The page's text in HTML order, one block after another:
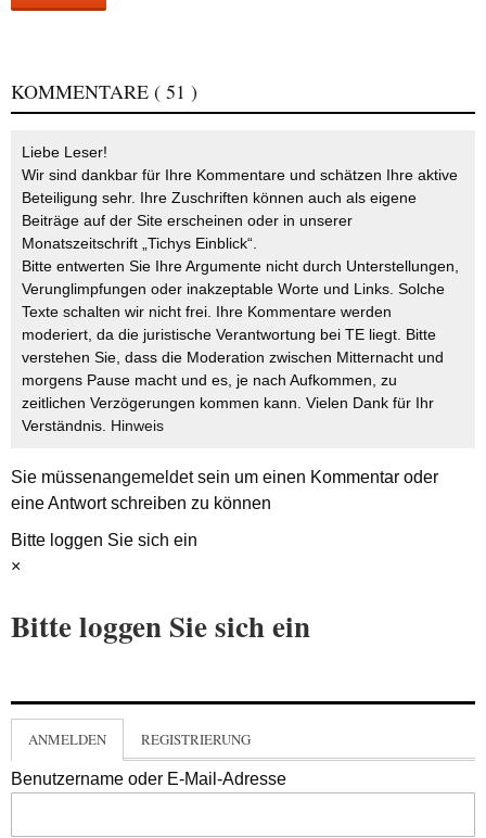
KOMMENTARE ( 51 )
Liebe Leser!
Wir sind dankbar für Ihre Kommentare und schätzen Ihre aktive
Beteiligung sehr. Ihre Zuschriften können auch als eigene
Beiträge auf der Site erscheinen oder in unserer
Monatszeitschrift „Tichys Einblick“.
Bitte entwerten Sie Ihre Argumente nicht durch Unterstellungen,
Verunglimpfungen oder inakzeptable Worte und Links. Solche
Texte schalten wir nicht frei. Ihre Kommentare werden
moderiert, da die juristische Verantwortung bei TE liegt. Bitte
verstehen Sie, dass die Moderation zwischen Mitternacht und
morgens Pause macht und es, je nach Aufkommen, zu
zeitlichen Verzögerungen kommen kann. Vielen Dank für Ihr
Verständnis. Hinweis
Sie müssenangemeldetsein um einen Kommentar oder
eine Antwort schreiben zu können
Bitte loggen Sie sich ein
×
Bitte loggen Sie sich ein
ANMELDEN REGISTRIERUNG
Benutzername oder E-Mail-Adresse